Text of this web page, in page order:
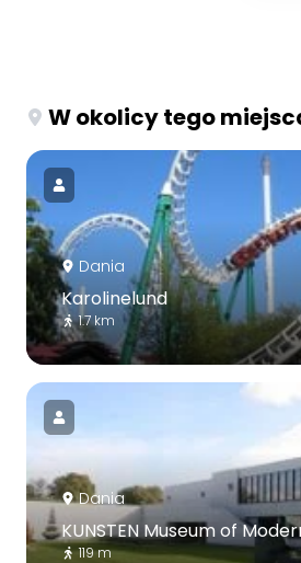
W okolicy tego
Dania
Karolinelund
1.7 km
Dania
KUNSTEN Museum of
119 m